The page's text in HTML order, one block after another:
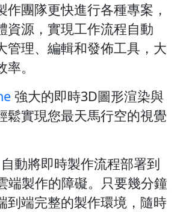
作團隊更快進行各種專案，
資源，實現工作流程自動
管理、編輯和發佈工具，大
。
強大的即時3D圖形渲染與
鬆實現您最天馬行空的視覺
自動將即時製作流程部署到
端製作的障礙。只要幾分鐘
到端完整的製作環境，隨時